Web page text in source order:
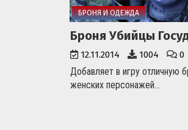
БРОНЯ И ОДЕЖДА
Броня Убийцы
12.11.2014 1004 0
Добавляет в игру отличную
женских персонажей...